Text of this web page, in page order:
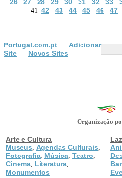
26
27 28 29 30 31 32 33
41 42 43 44 45 46 47
Portugal.com.pt
Adicionar
Site
Novos Sites
Organização
Arte e Cultura
Museus
Agendas Culturais
Fotografia Música Teatro
Cinema Literatura
Monumentos